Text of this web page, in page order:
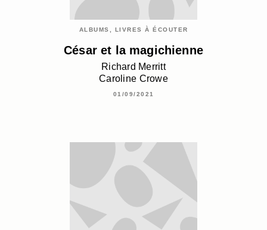
ALBUMS, LIVRES À ÉCOUTER
César et la magichienne
Richard Merritt
Caroline Crowe
01/09/2021